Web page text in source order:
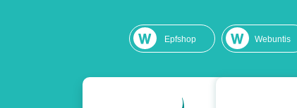
Epfshop Webuntis